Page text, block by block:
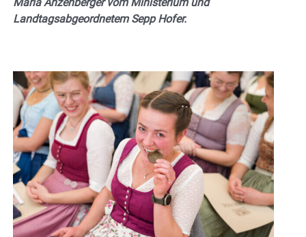
Landtagsabgeordnetem Sepp Hofer.